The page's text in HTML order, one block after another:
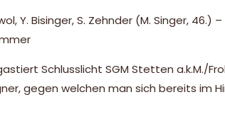
Y. Bisinger, S. Zehnder (M. Singer, 46.)
Schlusslicht SGM Stetten a.k.M./
gegen welchen man sich bereits im